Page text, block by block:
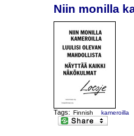
Niin monilla
Tags: Finnish kameroilla